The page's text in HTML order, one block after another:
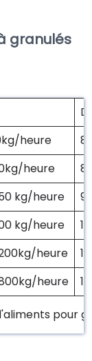
granulés
heure
heure
kg/heure
kg/heure
heure
heure
pour